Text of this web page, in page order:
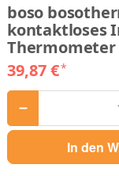
boso
kontaktloses
Thermometer
39,87 €*
In den